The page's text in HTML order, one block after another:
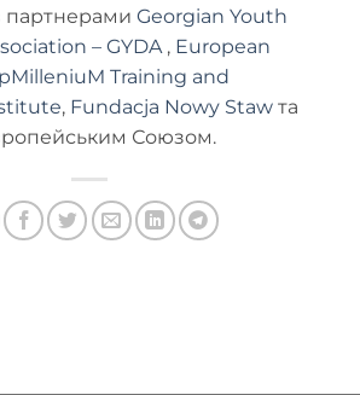
партнерами Georgian Youth
– GYDA, European
MilleniuM Training and
, Fundacja Nowy Staw та
Союзом.